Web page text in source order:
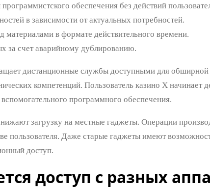
обеспечения без действий
в зависимости от актуальных потребностей.
материалами в формате действительного времени.
за счет аварийному дублированию.
дистанционные службы доступными для
компетенций. Пользователь казино Х начинает
программного обеспечения.
загрузку на местные гаджеты. Операции
пользователя. Даже старые гаджеты имеют
доступ.
доступ с разных